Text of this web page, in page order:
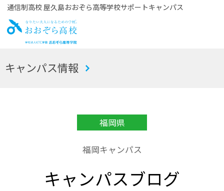
通信制高校 屋久島おおぞら高等学校サポートキャンパス
お
キャンパス情報
福岡県
福岡キャンパス
キャンパスブログ